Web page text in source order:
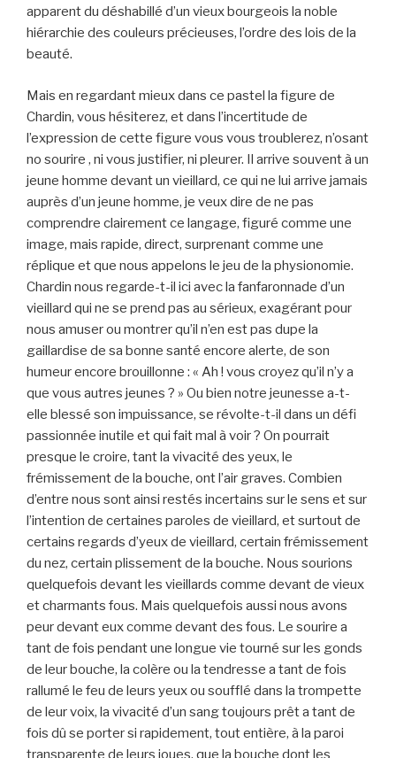
apparent du déshabillé d’un vieux bourgeois la noble
hiérarchie des couleurs précieuses, l’ordre des lois de la
beauté.
Mais en regardant mieux dans ce pastel la figure de
Chardin, vous hésiterez, et dans l’incertitude de
l’expression de cette figure vous vous troublerez, n’osant
no sourire , ni vous justifier, ni pleurer. Il arrive souvent à un
jeune homme devant un vieillard, ce qui ne lui arrive jamais
auprès d’un jeune homme, je veux dire de ne pas
comprendre clairement ce langage, figuré comme une
image, mais rapide, direct, surprenant comme une
réplique et que nous appelons le jeu de la physionomie.
Chardin nous regarde-t-il ici avec la fanfaronnade d’un
vieillard qui ne se prend pas au sérieux, exagérant pour
nous amuser ou montrer qu’il n’en est pas dupe la
gaillardise de sa bonne santé encore alerte, de son
humeur encore brouillonne : « Ah ! vous croyez qu’il n’y a
que vous autres jeunes ? » Ou bien notre jeunesse a-t-
elle blessé son impuissance, se révolte-t-il dans un défi
passionnée inutile et qui fait mal à voir ? On pourrait
presque le croire, tant la vivacité des yeux, le
frémissement de la bouche, ont l’air graves. Combien
d’entre nous sont ainsi restés incertains sur le sens et sur
l’intention de certaines paroles de vieillard, et surtout de
certains regards d’yeux de vieillard, certain frémissement
du nez, certain plissement de la bouche. Nous sourions
quelquefois devant les vieillards comme devant de vieux
et charmants fous. Mais quelquefois aussi nous avons
peur devant eux comme devant des fous. Le sourire a
tant de fois pendant une longue vie tourné sur les gonds
de leur bouche, la colère ou la tendresse a tant de fois
rallumé le feu de leurs yeux ou soufflé dans la trompette
de leur voix, la vivacité d’un sang toujours prêt a tant de
fois dû se porter si rapidement, tout entière, à la paroi
transparente de leurs joues, que la bouche dont les